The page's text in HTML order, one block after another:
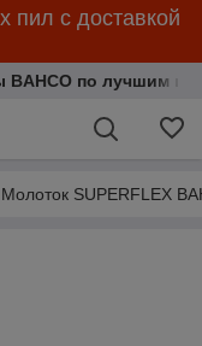
пил с доставкой
по лучшим
Молоток SUPERFLEX